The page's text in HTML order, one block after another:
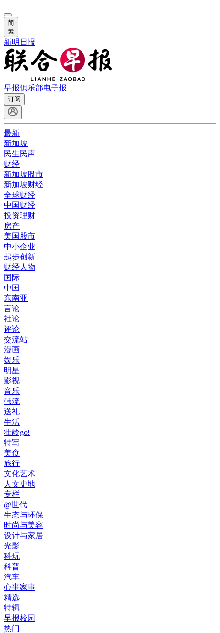
简
繁
新明日报
早报俱乐部电子报
订阅
最新
新加坡
民生民声
财经
新加坡股市
新加坡财经
全球财经
中国财经
投资理财
房产
美国股市
中小企业
起步创新
财经人物
国际
中国
东南亚
言论
社论
评论
交流站
漫画
娱乐
明星
影视
音乐
韩流
送礼
生活
壮龄go!
特写
美食
旅行
文化艺术
人文史地
专栏
@世代
生态与环保
时尚与美容
设计与家居
光影
科玩
科普
汽车
心事家事
精选
特辑
早报校园
热门